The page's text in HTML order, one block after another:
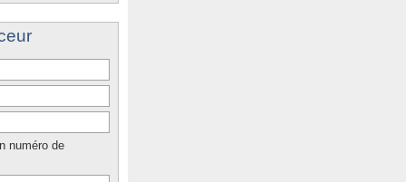
numéro de